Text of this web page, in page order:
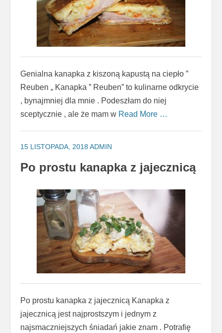
Genialna kanapka z kiszoną kapustą na ciepło ”
Reuben „ Kanapka ” Reuben” to kulinarne odkrycie
, bynajmniej dla mnie . Podeszłam do niej
sceptycznie , ale że mam w Read More …
15 LISTOPADA, 2018 ADMIN
Po prostu kanapka z jajecznicą
Po prostu kanapka z jajecznicą Kanapka z
jajecznicą jest najprostszym i jednym z
najsmaczniejszych śniadań jakie znam . Potrafię